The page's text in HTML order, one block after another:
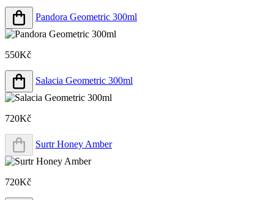
Pandora Geometric 300ml
550Kč
Salacia Geometric 300ml
720Kč
Surtr Honey Amber
720Kč